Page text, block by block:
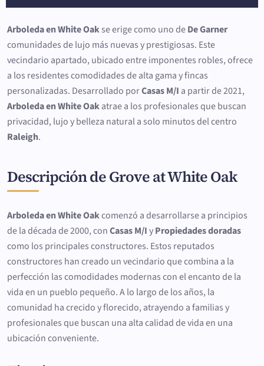
Arboleda en White Oakse erige como uno deDe Garner
comunidades de lujo más nuevas y prestigiosas. Este
vecindario apartado, ubicado entre imponentes robles, ofrece
a los residentes comodidades de alta gama y fincas
personalizadas. Desarrollado porCasas M/I a partir de 2021,
Arboleda en White Oakatrae a los profesionales que buscan
privacidad, lujo y belleza natural a solo minutos del centro
Raleigh.
Descripción de Grove at White Oak
Arboleda en White Oakcomenzó a desarrollarse a principios
de la década de 2000, conCasas M/IyPropiedades doradas
como los principales constructores. Estos reputados
constructores han creado un vecindario que combina a la
perfección las comodidades modernas con el encanto de la
vida en un pueblo pequeño. A lo largo de los años, la
comunidad ha crecido y florecido, atrayendo a familias y
profesionales que buscan una alta calidad de vida en una
ubicación conveniente.